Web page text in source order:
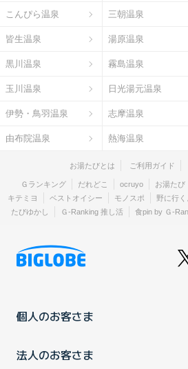
こんぴら温泉 三朝温泉
皆生温泉 湯原温泉
黒川温泉 霧島温泉
玉川温泉 日光湯元温泉
伊勢・鳥羽温泉 志摩温泉
由布院温泉 熱海温泉
お湯たびとは ご利用ガイド
Ｇランキング だれどこ ocruyo お湯たび
キテミヨ
ベストオイシー モノスポ 野に行く
たびゆかし
Ｇ-Ranking 推し活 食pin by Ｇ-
個人のお客さま
法人のお客さま